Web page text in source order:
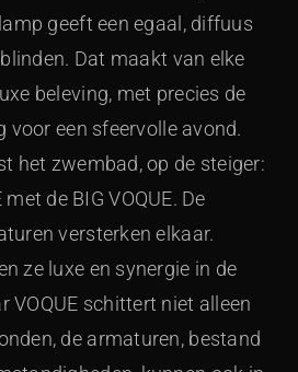
geeft een egaal, diffuus
Dat maakt van elke
beleving, met precies de
voor een sfeervolle avond.
het zwembad, op de steiger:
de BIG VOQUE. De
versterken elkaar.
ze luxe en synergie in de
VOQUE schittert niet alleen
de armaturen, bestand